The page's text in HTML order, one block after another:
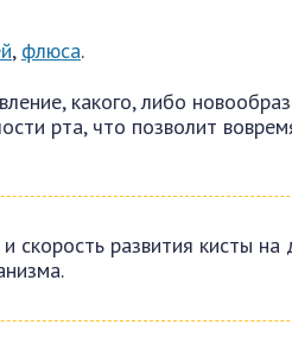
, флюса.
какого, либо
рта, что позволит
скорость развития кисты на